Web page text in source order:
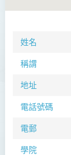
姓名
稱謂
地址
電話號碼
電郵
學院